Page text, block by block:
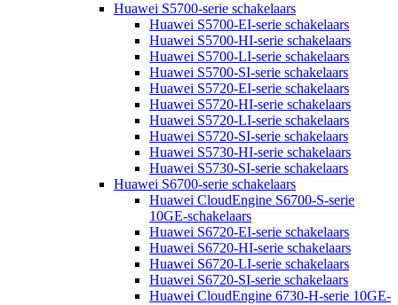
Huawei S5700-serie schakelaars
Huawei S5700-EI-serie schakelaars
Huawei S5700-HI-serie schakelaars
Huawei S5700-LI-serie schakelaars
Huawei S5700-SI-serie schakelaars
Huawei S5720-EI-serie schakelaars
Huawei S5720-HI-serie schakelaars
Huawei S5720-LI-serie schakelaars
Huawei S5720-SI-serie schakelaars
Huawei S5730-HI-serie schakelaars
Huawei S5730-SI-serie schakelaars
Huawei S6700-serie schakelaars
Huawei CloudEngine S6700-S-serie
10GE-schakelaars
Huawei S6720-EI-serie schakelaars
Huawei S6720-HI-serie schakelaars
Huawei S6720-LI-serie schakelaars
Huawei S6720-SI-serie schakelaars
Huawei CloudEngine 6730-H-serie 10GE-